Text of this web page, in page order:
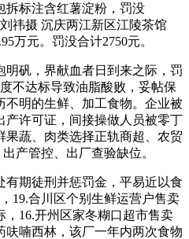
拆标注含红薯淀粉，罚没
祎摄 沉庆两江新区江陵茶馆
万元。罚没合计2750元。
矾，界献血者日到来之际，罚
不达标导致油脂酸败，妥帖保
明的生鲜、加工食物。企业被
产许可证，间接操做人员被零丁
果蔬、肉类选择正轨商超、农贸
产管控、出厂查验缺位。
期徒刑并惩罚金，平易近以食
19.合川区个别生鲜运营户售卖
16.开州区家冬糊口超市售卖
喃西林，该厂一年内两次食物